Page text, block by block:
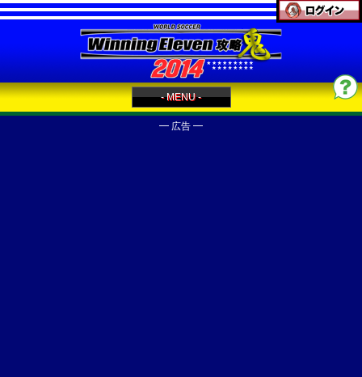
- MENU -
━ 広告 ━